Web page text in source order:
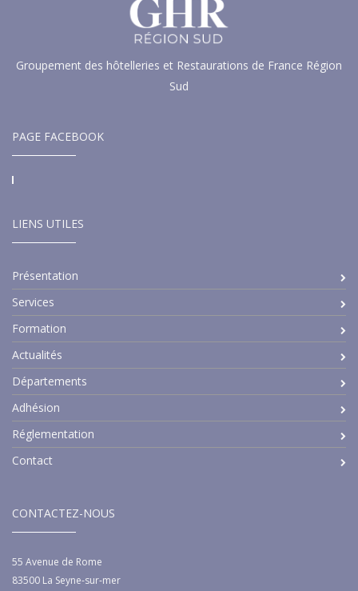
Groupement des hôtelleries et Restaurations de France Région
Sud
PAGE FACEBOOK
LIENS UTILES
Présentation
Services
Formation
Actualités
Départements
Adhésion
Réglementation
Contact
CONTACTEZ-NOUS
55 Avenue de Rome
83500 La Seyne-sur-mer